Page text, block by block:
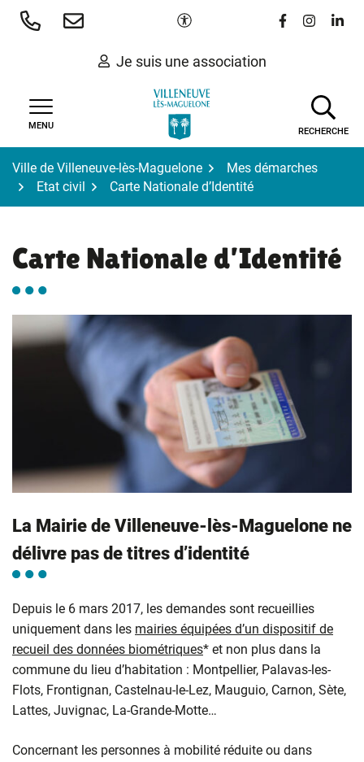
Aller
Paramètres d'accessibilité
Lien vers le
Lien vers
Lien
Je suis une association
MENU
RECHERCHE
Ville de Villeneuve-lès-Maguelone
Mes démarches
Etat civil
Carte Nationale d’Identité
Carte Nationale d’Identité
La Mairie de Villeneuve-lès-Maguelone ne
délivre pas de titres d’identité
Depuis le 6 mars 2017, les demandes sont recueillies
uniquement dans les mairies équipées d’un dispositif de
recueil des données biométriques* et non plus dans la
commune du lieu d’habitation : Montpellier, Palavas-les-
Flots, Frontignan, Castelnau-le-Lez, Mauguio, Carnon, Sète,
Lattes, Juvignac, La-Grande-Motte…
Concernant les personnes à mobilité réduite ou dans